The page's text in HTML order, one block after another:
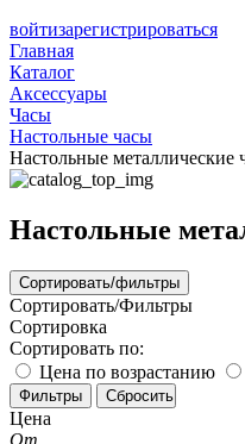
войтизарегистрироваться
Главная
Каталог
Аксессуары
Часы
Настольные часы
Настольные металлические
Настольные
Сортировать/фильтры
Сортировать/Фильтры
Сортировка
Сортировать по:
Цена по возрастанию
Цена
От